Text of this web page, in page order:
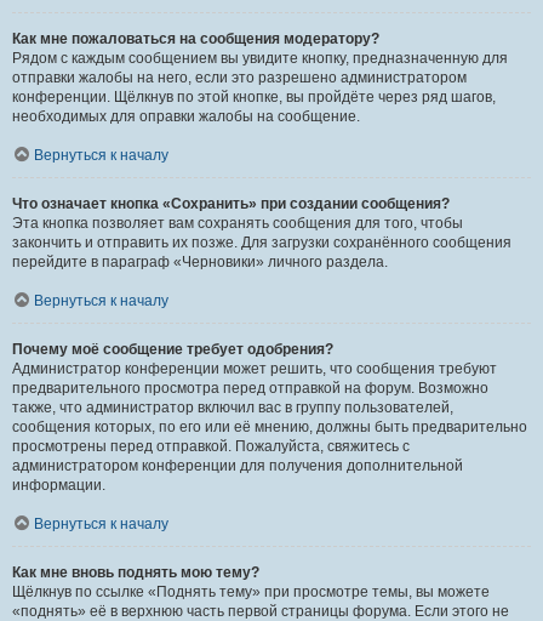
Как мне пожаловаться на сообщения модератору?
Рядом с каждым сообщением вы увидите кнопку, предназначенную для
отправки жалобы на него, если это разрешено администратором
конференции. Щёлкнув по этой кнопке, вы пройдёте через ряд шагов,
необходимых для оправки жалобы на сообщение.
Вернуться к началу
Что означает кнопка «Сохранить» при создании сообщения?
Эта кнопка позволяет вам сохранять сообщения для того, чтобы
закончить и отправить их позже. Для загрузки сохранённого сообщения
перейдите в параграф «Черновики» личного раздела.
Вернуться к началу
Почему моё сообщение требует одобрения?
Администратор конференции может решить, что сообщения требуют
предварительного просмотра перед отправкой на форум. Возможно
также, что администратор включил вас в группу пользователей,
сообщения которых, по его или её мнению, должны быть предварительно
просмотрены перед отправкой. Пожалуйста, свяжитесь с
администратором конференции для получения дополнительной
информации.
Вернуться к началу
Как мне вновь поднять мою тему?
Щёлкнув по ссылке «Поднять тему» при просмотре темы, вы можете
«поднять» её в верхнюю часть первой страницы форума. Если этого не